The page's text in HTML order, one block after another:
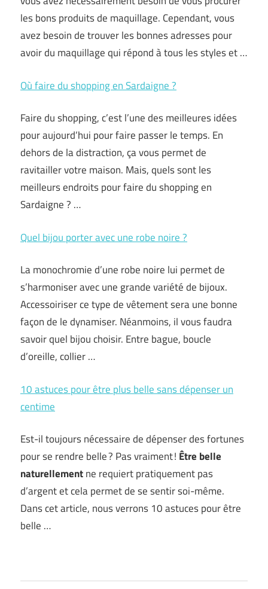
les bons produits de maquillage. Cependant, vous
avez besoin de trouver les bonnes adresses pour
avoir du maquillage qui répond à tous les styles et …
Où faire du shopping en Sardaigne ?
Faire du shopping, c’est l’une des meilleures idées
pour aujourd’hui pour faire passer le temps. En
dehors de la distraction, ça vous permet de
ravitailler votre maison. Mais, quels sont les
meilleurs endroits pour faire du shopping en
Sardaigne ? …
Quel bijou porter avec une robe noire ?
La monochromie d’une robe noire lui permet de
s’harmoniser avec une grande variété de bijoux.
Accessoiriser ce type de vêtement sera une bonne
façon de le dynamiser. Néanmoins, il vous faudra
savoir quel bijou choisir. Entre bague, boucle
d’oreille, collier …
10 astuces pour être plus belle sans dépenser un
centime
Est-il toujours nécessaire de dépenser des fortunes
pour se rendre belle ? Pas vraiment ! Être belle
naturellementne requiert pratiquement pas
d’argent et cela permet de se sentir soi-même.
Dans cet article, nous verrons 10 astuces pour être
belle …